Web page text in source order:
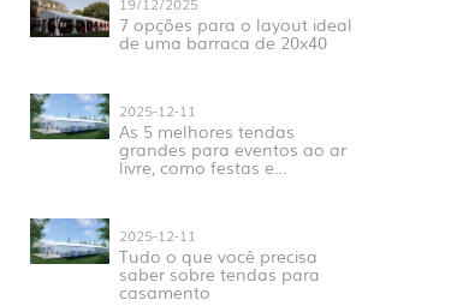
7 opções para o layout ideal
de uma barraca de 20x40
2025-12-11
As 5 melhores tendas
grandes para eventos ao ar
livre, como festas e
2025-12-11
Tudo o que você precisa
saber sobre tendas para
casamento